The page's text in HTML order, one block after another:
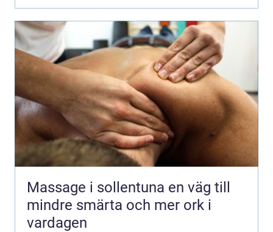
Massage i sollentuna en väg till
mindre smärta och mer ork i
vardagen